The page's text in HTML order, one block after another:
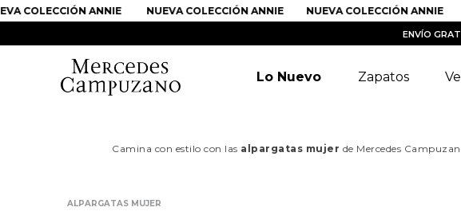
COLECCIÓN ANNIE NUEVA COLECCIÓN ANNIE NUEVA COLECCIÓN ANNIE
ENVÍO
Lo Nuevo Zapatos
Camina con estilo con las alpargatas mujer de Mercedes
ALPARGATAS MUJER